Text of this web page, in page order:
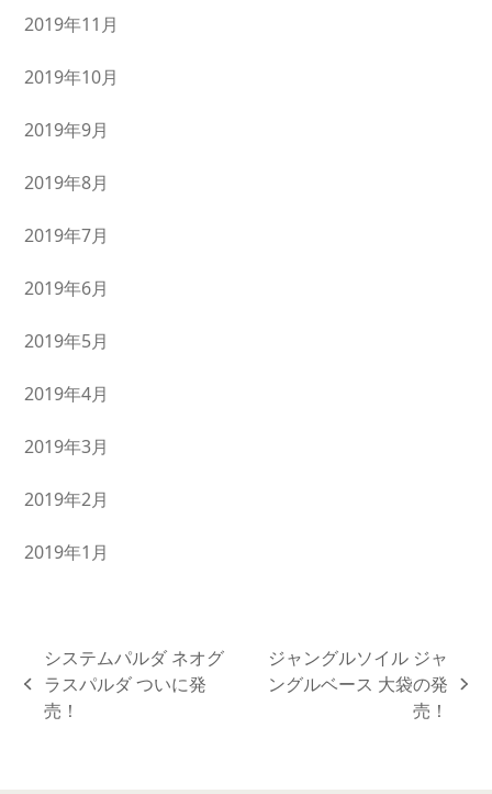
2019年11月
2019年10月
2019年9月
2019年8月
2019年7月
2019年6月
2019年5月
2019年4月
2019年3月
2019年2月
2019年1月
previous
post:
システムパルダ ネオグ
ラスパルダ ついに発
売！
next
ジャングルソイル ジャ
ングルベース 大袋の発
売！